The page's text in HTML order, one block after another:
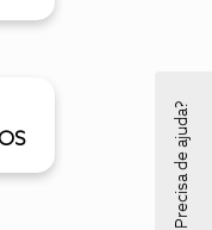
Precisa de ajuda?